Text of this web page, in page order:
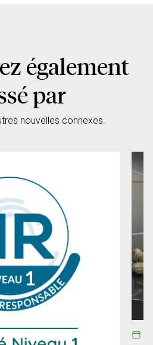
également
par
nouvelles connexes.